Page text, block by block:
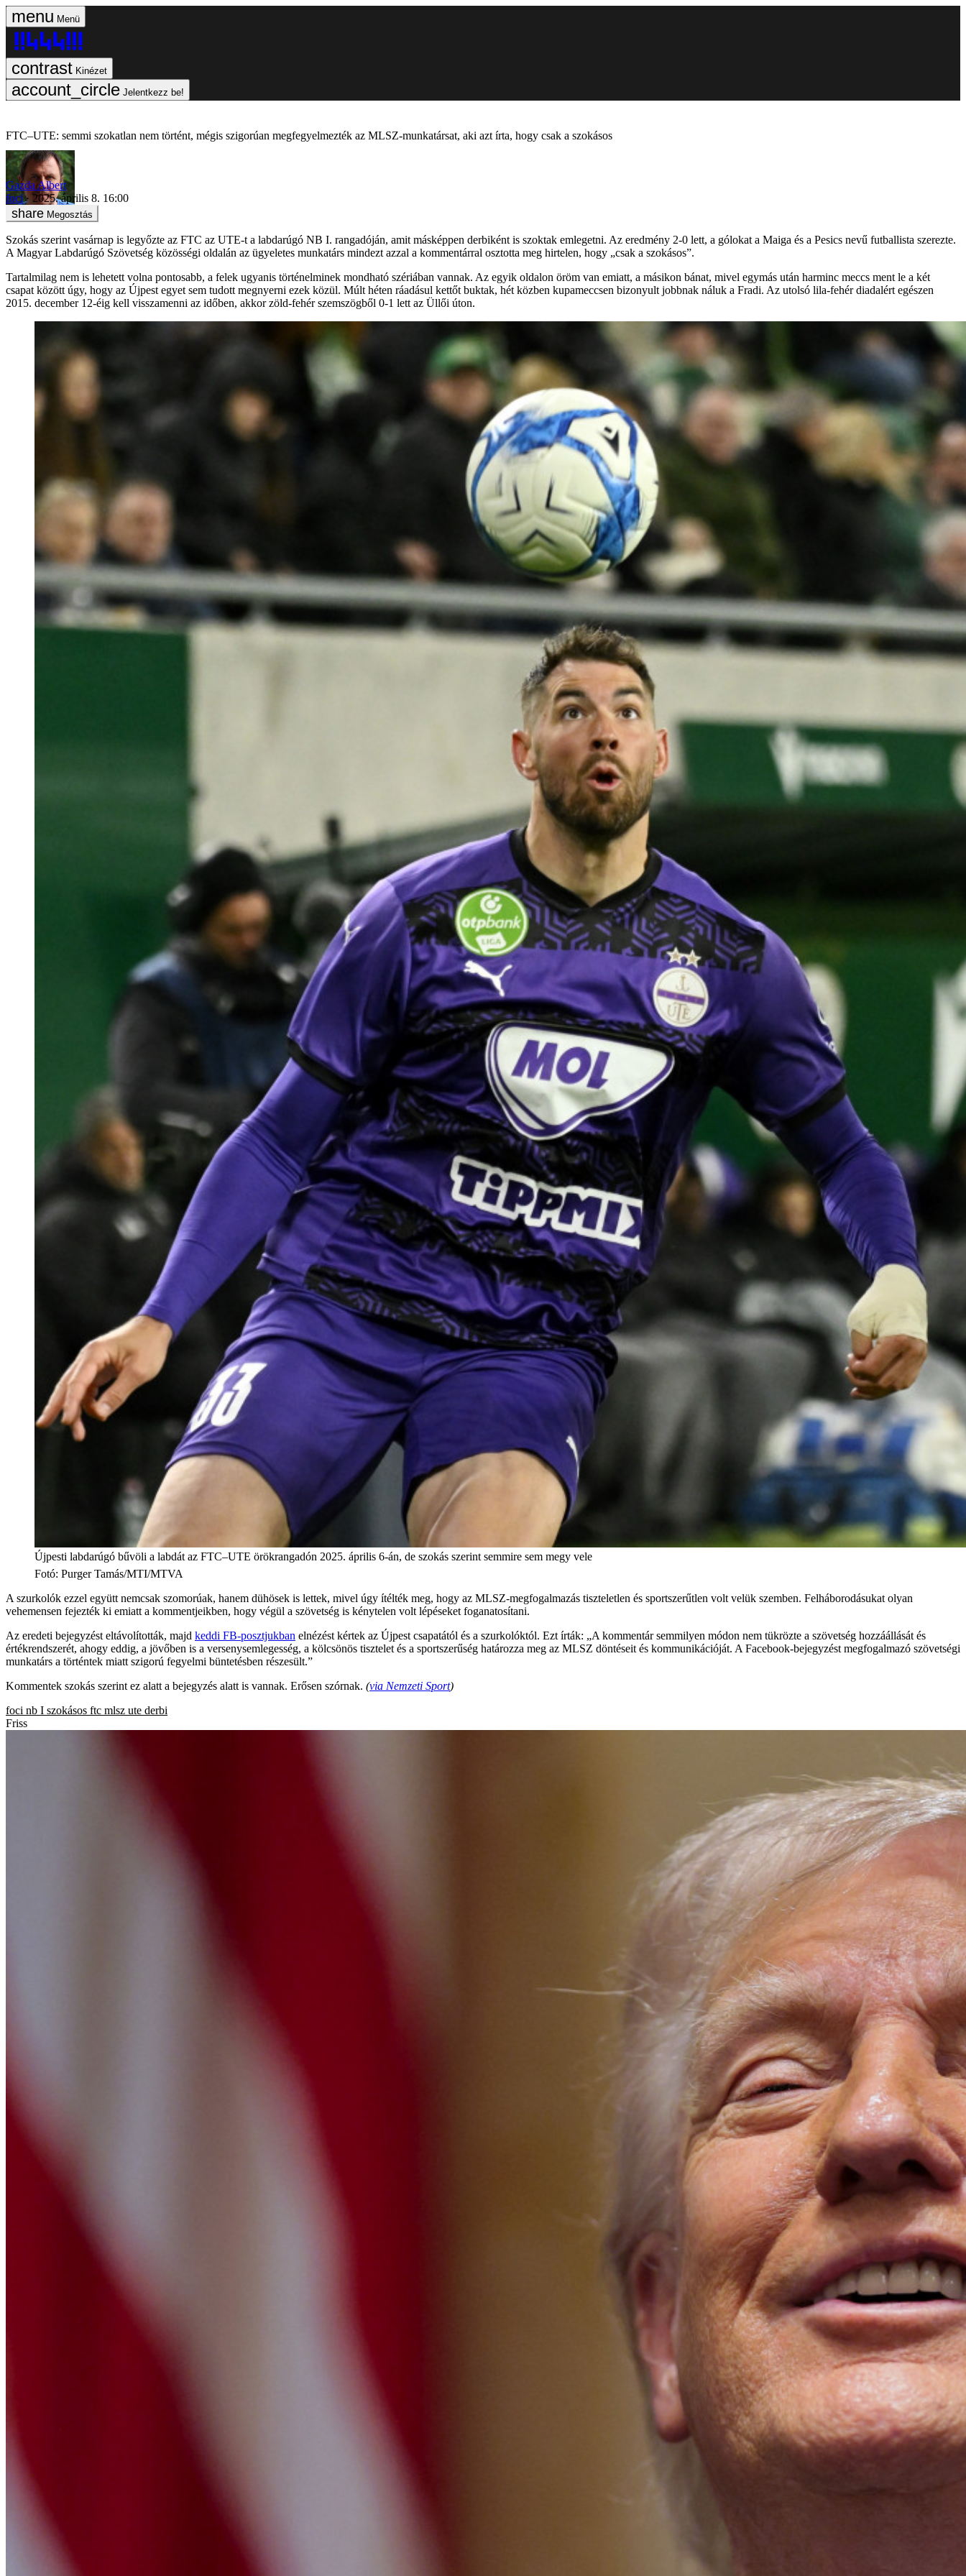
Menü
Kinézet
Jelentkezz be!
FTC–UTE: semmi szokatlan nem történt, mégis szigorúan megfegyelmezték az MLSZ-munkatársat, aki azt írta, hogy csak a szokásos
Gazda Albert
foci
2025. április 8. 16:00
Megosztás
Szokás szerint vasárnap is legyőzte az FTC az UTE-t a labdarúgó NB I. rangadóján, amit másképpen derbiként is szoktak emlegetni. Az eredmény 2-0 lett, a gólokat a Maiga és a Pesics nevű futballista szerezte.
A Magyar Labdarúgó Szövetség közösségi oldalán az ügyeletes munkatárs mindezt azzal a kommentárral osztotta meg hirtelen, hogy „csak a szokásos”.
Tartalmilag nem is lehetett volna pontosabb, a felek ugyanis történelminek mondható szériában vannak. Az egyik oldalon öröm van emiatt, a másikon bánat, mivel egymás után harminc meccs ment le a két
csapat között úgy, hogy az Újpest egyet sem tudott megnyerni ezek közül. Múlt héten ráadásul kettőt buktak, hét közben kupameccsen bizonyult jobbnak náluk a Fradi. Az utolsó lila-fehér diadalért egészen
2015. december 12-éig kell visszamenni az időben, akkor zöld-fehér szemszögből 0-1 lett az Üllői úton.
Újpesti labdarúgó bűvöli a labdát az FTC–UTE örökrangadón 2025. április 6-án, de szokás szerint semmire sem megy vele
Fotó: Purger Tamás/MTI/MTVA
A szurkolók ezzel együtt nemcsak szomorúak, hanem dühösek is lettek, mivel úgy ítélték meg, hogy az MLSZ-megfogalmazás tiszteletlen és sportszerűtlen volt velük szemben. Felháborodásukat olyan
vehemensen fejezték ki emiatt a kommentjeikben, hogy végül a szövetség is kénytelen volt lépéseket foganatosítani.
Az eredeti bejegyzést eltávolították, majd keddi FB-posztjukban elnézést kértek az Újpest csapatától és a szurkolóktól. Ezt írták: „A kommentár semmilyen módon nem tükrözte a szövetség hozzáállását és
értékrendszerét, ahogy eddig, a jövőben is a versenysemlegesség, a kölcsönös tisztelet és a sportszerűség határozza meg az MLSZ döntéseit és kommunikációját. A Facebook-bejegyzést megfogalmazó szövetségi
munkatárs a történtek miatt szigorú fegyelmi büntetésben részesült.”
Kommentek szokás szerint ez alatt a bejegyzés alatt is vannak. Erősen szórnak. (via Nemzeti Sport)
foci nb I szokásos ftc mlsz ute derbi
Friss